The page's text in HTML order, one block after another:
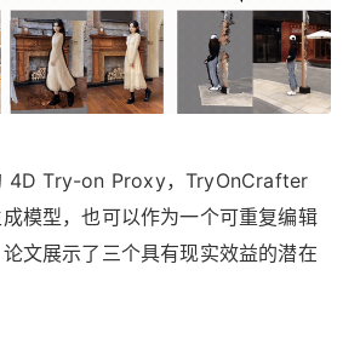
4D Try-on Proxy，TryOnCrafter
模型，也可以作为一个可重复编辑
文展示了三个具有现实效益的潜在